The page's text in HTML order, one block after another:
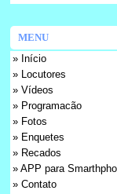
MENU
» Início
» Locutores
» Vídeos
» Programacão
» Fotos
» Enquetes
» Recados
» APP para
» Contato